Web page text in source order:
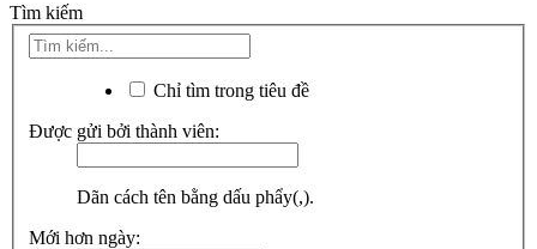
Tìm kiếm
Chỉ tìm trong tiêu đề
Được gửi bởi thành viên:
Dãn cách tên bằng dấu phẩy(,).
Mới hơn ngày: